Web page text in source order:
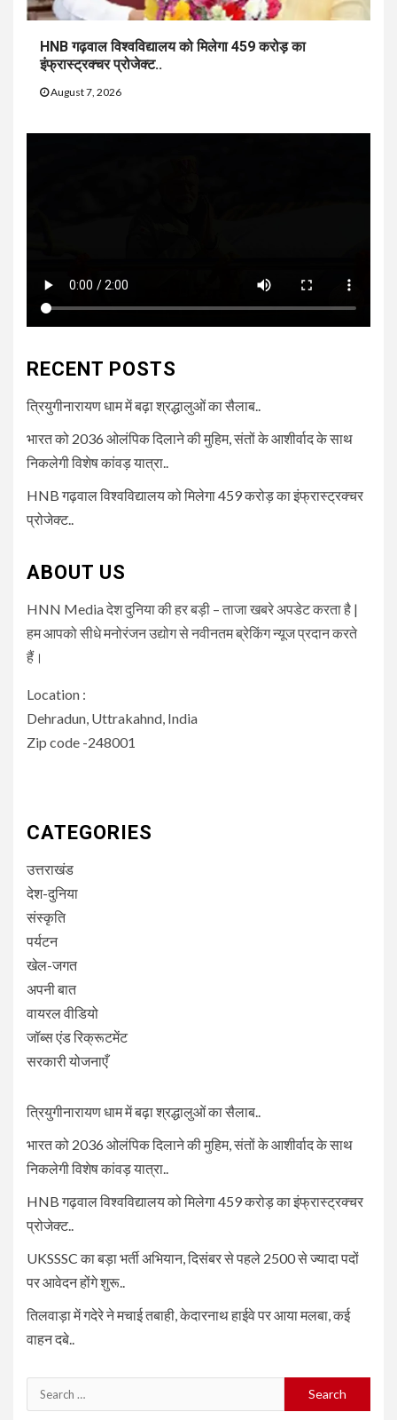
HNB गढ़वाल विश्वविद्यालय को मिलेगा 459 करोड़ का
इंफ्रास्ट्रक्चर प्रोजेक्ट..
August 7, 2026
RECENT POSTS
त्रियुगीनारायण धाम में बढ़ा श्रद्धालुओं का सैलाब..
भारत को 2036 ओलंपिक दिलाने की मुहिम, संतों के आशीर्वाद के साथ
निकलेगी विशेष कांवड़ यात्रा..
HNB गढ़वाल विश्वविद्यालय को मिलेगा 459 करोड़ का इंफ्रास्ट्रक्चर
प्रोजेक्ट..
ABOUT US
HNN Media देश दुनिया की हर बड़ी – ताजा खबरे अपडेट करता है |
हम आपको सीधे मनोरंजन उद्योग से नवीनतम ब्रेकिंग न्यूज प्रदान करते
हैं।
Location :
Dehradun, Uttrakahnd, India
Zip code -248001
CATEGORIES
उत्तराखंड
देश-दुनिया
संस्कृति
पर्यटन
खेल-जगत
अपनी बात
वायरल वीडियो
जॉब्स एंड रिक्रूटमेंट
सरकारी योजनाएँ
त्रियुगीनारायण धाम में बढ़ा श्रद्धालुओं का सैलाब..
भारत को 2036 ओलंपिक दिलाने की मुहिम, संतों के आशीर्वाद के साथ
निकलेगी विशेष कांवड़ यात्रा..
HNB गढ़वाल विश्वविद्यालय को मिलेगा 459 करोड़ का इंफ्रास्ट्रक्चर
प्रोजेक्ट..
UKSSSC का बड़ा भर्ती अभियान, दिसंबर से पहले 2500 से ज्यादा पदों
पर आवेदन होंगे शुरू..
तिलवाड़ा में गदेरे ने मचाई तबाही, केदारनाथ हाईवे पर आया मलबा, कई
वाहन दबे..
Search
for: